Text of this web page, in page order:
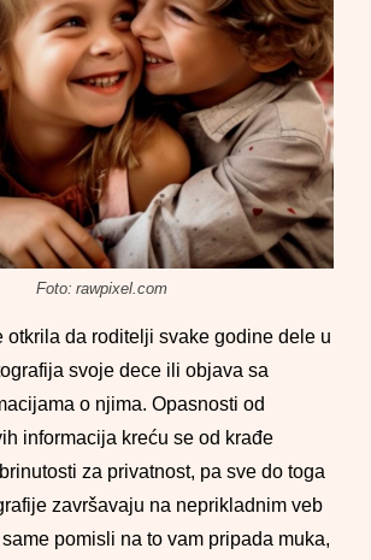
Foto: rawpixel.com
otkrila da roditelji svake godine dele u
svoje dece ili objava sa
o njima. Opasnosti od
informacija kreću se od krađe
za privatnost, pa sve do toga
završavaju na neprikladnim veb
pomisli na to vam pripada muka,